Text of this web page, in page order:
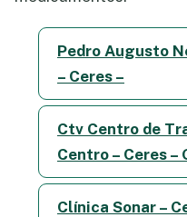
Pedro Augusto
– Ceres –
Ctv Centro de
Centro – Ceres –
Clínica Sonar –